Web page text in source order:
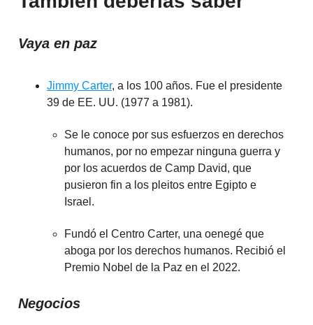
Vaya en paz
Jimmy Carter, a los 100 años. Fue el presidente
39 de EE. UU. (1977 a 1981).
Se le conoce por sus esfuerzos en derechos
humanos, por no empezar ninguna guerra y
por los acuerdos de Camp David, que
pusieron fin a los pleitos entre Egipto e
Israel.
Fundó el Centro Carter, una oenegé que
aboga por los derechos humanos. Recibió el
Premio Nobel de la Paz en el 2022.
Negocios